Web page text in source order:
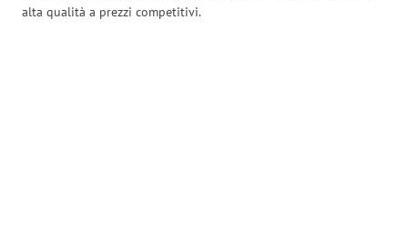
alta qualità a prezzi competitivi.